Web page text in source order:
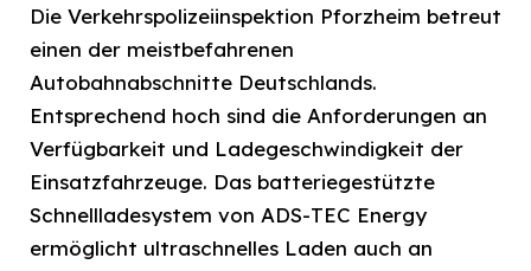
Die Verkehrspolizeiinspektion Pforzheim betreut
einen der meistbefahrenen
Autobahnabschnitte Deutschlands.
Entsprechend hoch sind die Anforderungen an
Verfügbarkeit und Ladegeschwindigkeit der
Einsatzfahrzeuge. Das batteriegestützte
Schnellladesystem von ADS-TEC Energy
ermöglicht ultraschnelles Laden auch an